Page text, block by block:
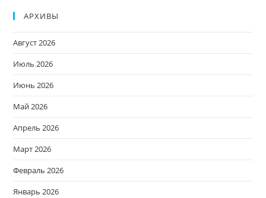
АРХИВЫ
Август 2026
Июль 2026
Июнь 2026
Май 2026
Апрель 2026
Март 2026
Февраль 2026
Январь 2026